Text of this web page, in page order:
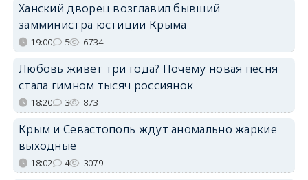
Ханский дворец возглавил бывший
замминистра юстиции Крыма
19:00 5 6734
Любовь живёт три года? Почему новая песня
стала гимном тысяч россиянок
18:20 3 873
Крым и Севастополь ждут аномально жаркие
выходные
18:02 4 3079